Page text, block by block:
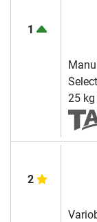
1
25 kg
2